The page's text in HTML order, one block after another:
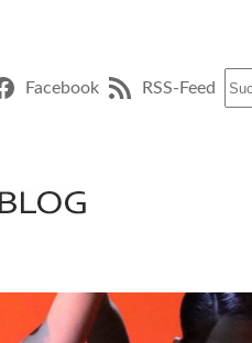
Facebook RSS-Feed